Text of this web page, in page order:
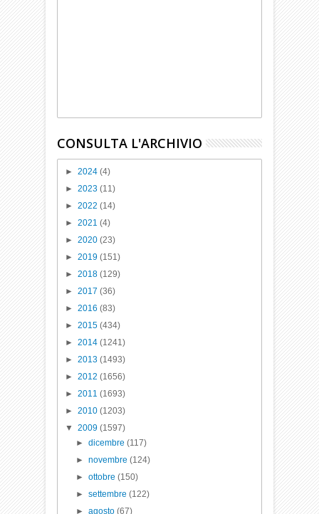
CONSULTA L'ARCHIVIO
►2024(4)
►2023(11)
►2022(14)
►2021(4)
►2020(23)
►2019(151)
►2018(129)
►2017(36)
►2016(83)
►2015(434)
►2014(1241)
►2013(1493)
►2012(1656)
►2011(1693)
►2010(1203)
▼2009(1597)
► dicembre (117)
► novembre (124)
► ottobre (150)
► settembre (122)
► agosto (67)